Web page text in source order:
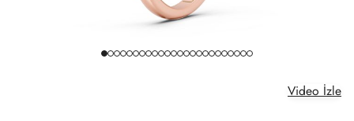
Video İzle